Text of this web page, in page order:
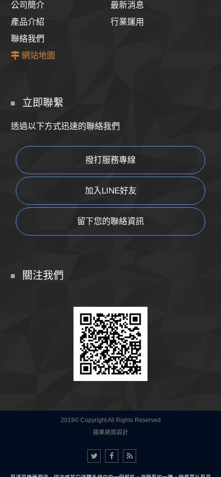
公司簡介
最新消息
產品介紹
行業運用
聯絡我們
網站地圖
立即聯繫
透過以下方式迅速的聯絡我們
撥打服務專線
加入LINE好友
留下您的聯絡資訊
關注我們
2019© Copyright All Rights Reserved
蘋果網頁設計